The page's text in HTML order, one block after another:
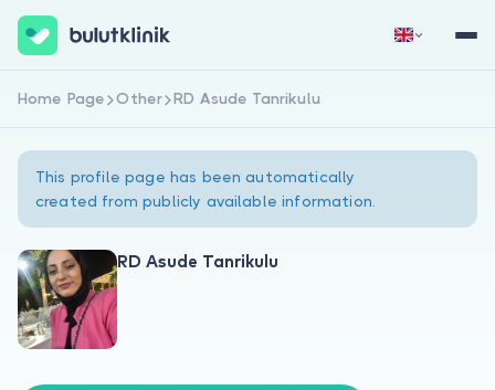
About Us
Sign Up Now
Home Page Other RD Asude Tanrikulu
This profile page has been automatically
created from publicly available information.
RD Asude Tanrikulu